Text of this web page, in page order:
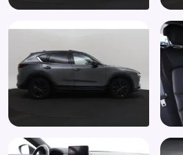
Lichtmetalen velgen 19"
Matrix LED koplampen
Multimedia-voorbereiding
Multimedia scherm middel
Navigatiesysteem full map
Parkeersensor voor en achter
Passagiersstoel in hoogte